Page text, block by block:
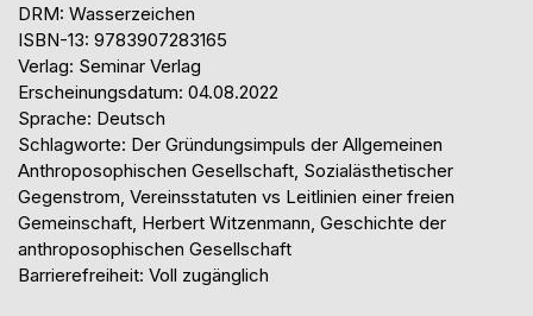
DRM: Wasserzeichen
ISBN-13: 9783907283165
Verlag: Seminar Verlag
Erscheinungsdatum: 04.08.2022
Sprache: Deutsch
Schlagworte: Der Gründungsimpuls der Allgemeinen
Anthroposophischen Gesellschaft, Sozialästhetischer
Gegenstrom, Vereinsstatuten vs Leitlinien einer freien
Gemeinschaft, Herbert Witzenmann, Geschichte der
anthroposophischen Gesellschaft
Barrierefreiheit: Voll zugänglich